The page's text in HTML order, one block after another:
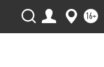
16+